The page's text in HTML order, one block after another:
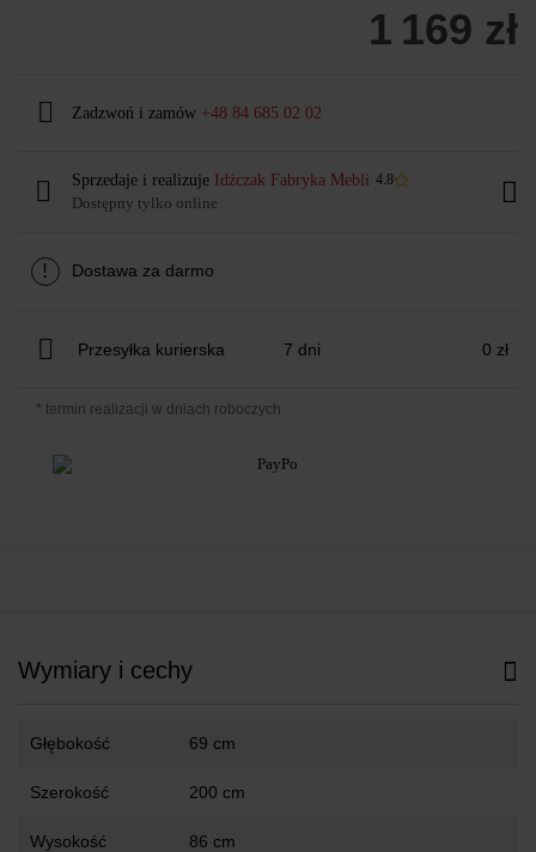
1 169 zł
Zadzwoń i zamów +48 84 685 02 02
Sprzedaje i realizuje Idźczak Fabryka Mebli 4.8
Dostępny tylko online
! Dostawa za darmo
Przesyłka kurierska 7 dni 0 zł
* termin realizacji w dniach roboczych
Wymiary i cechy
Głębokość 69 cm
Szerokość 200 cm
Wysokość 86 cm